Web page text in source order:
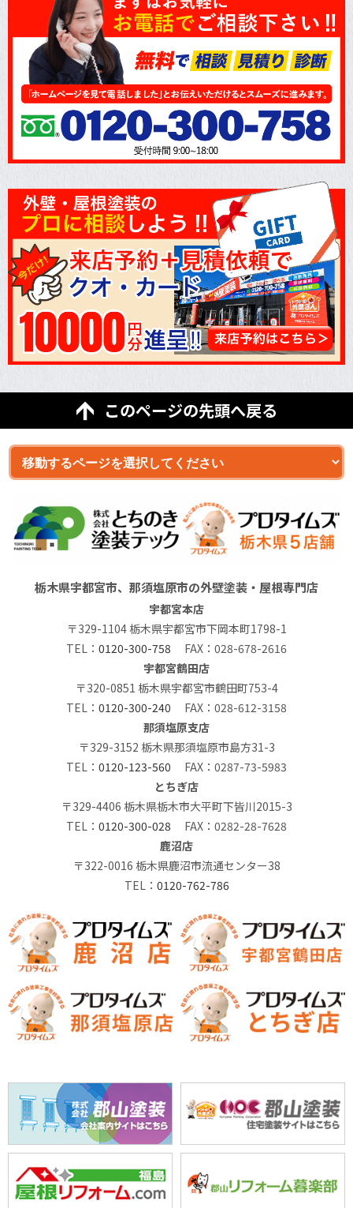
このページの先頭へ戻る
栃木県宇都宮市、那須塩原市の外壁塗装・屋根専門店
宇都宮本店
〒329-1104 栃木県宇都宮市下岡本町1798-1
TEL： 0120-300-758 FAX：028-678-2616
宇都宮鶴田店
〒320-0851 栃木県宇都宮市鶴田町753-4
TEL： 0120-300-240 FAX：028-612-3158
那須塩原支店
〒329-3152 栃木県那須塩原市島方31-3
TEL： 0120-123-560 FAX：0287-73-5983
とちぎ店
〒329-4406 栃木県栃木市大平町下皆川2015-3
TEL： 0120-300-028 FAX：0282-28-7628
鹿沼店
〒322-0016 栃木県鹿沼市流通センター38
TEL： 0120-762-786